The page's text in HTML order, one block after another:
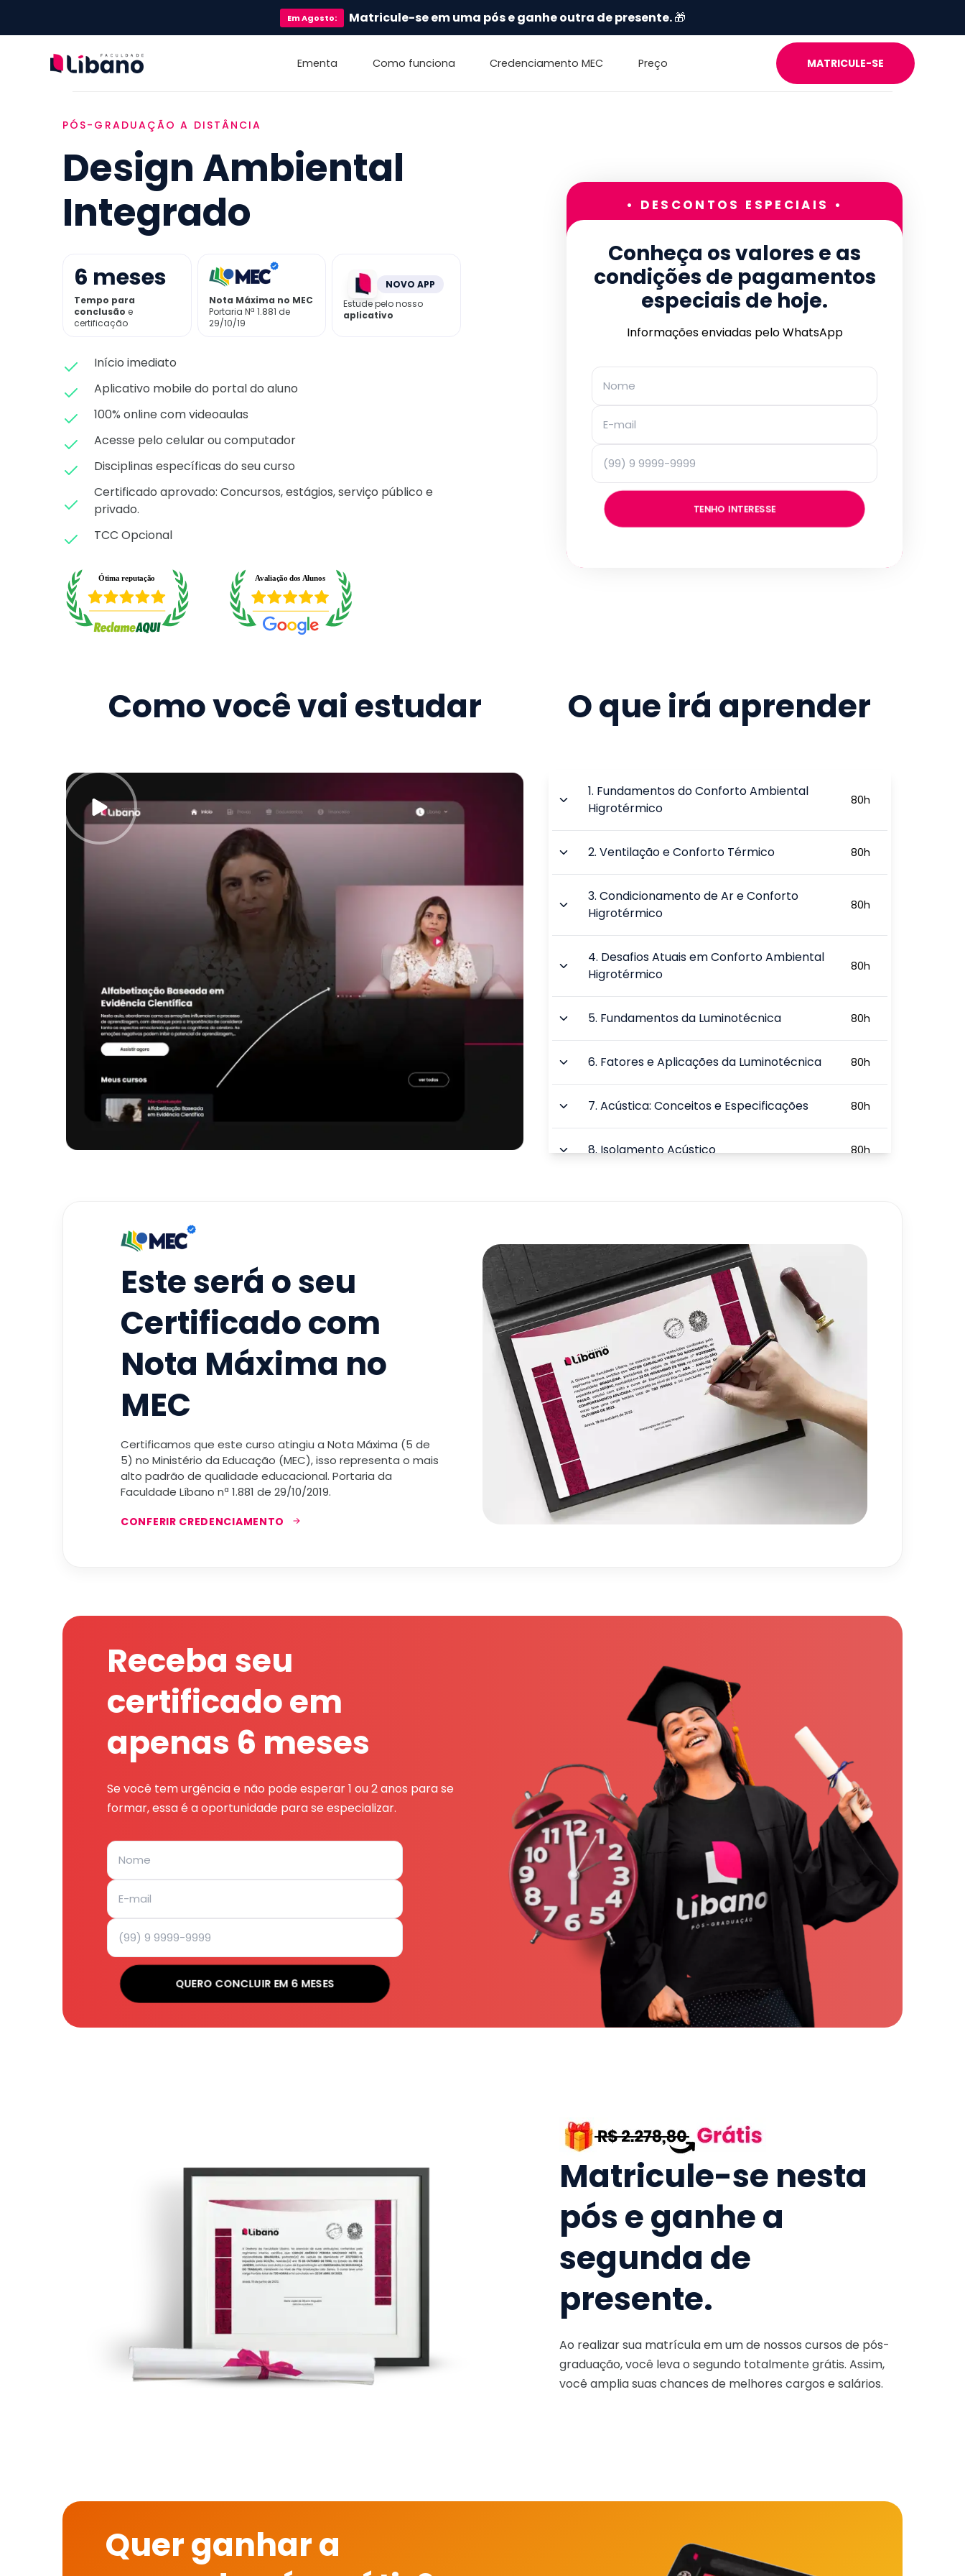
EmAgosto: Matricule-se em uma pós e ganhe outra de presente.🎁
Ementa Como funciona Credenciamento MEC Preço MATRICULE-SE
PÓS-GRADUAÇÃO A DISTÂNCIA
Design Ambiental
Integrado
6 meses
Tempo para
conclusão e
certificação
Nota Máxima no MEC
Portaria Nª 1.881 de
29/10/19
NOVO APP
Estude pelo nosso
aplicativo
Início imediato
Aplicativo mobile do portal do aluno
100% online com videoaulas
Acesse pelo celular ou computador
Disciplinas específicas do seu curso
Certificado aprovado: Concursos, estágios, serviço público e
privado.
TCC Opcional
• DESCONTOS ESPECIAIS •
Conheça os valores e as
condições de pagamentos
especiais de hoje.
Informações enviadas pelo WhatsApp
TENHO INTERESSE
Como você vai estudar O que irá aprender
1. Fundamentos do Conforto Ambiental
Higrotérmico
80h
2.Ventilação e Conforto Térmico 80h
3.Condicionamento de Ar e Conforto
Higrotérmico
80h
4. Desafios Atuais em Conforto Ambiental
Higrotérmico
80h
5. Fundamentos da Luminotécnica 80h
6. Fatores e Aplicações da Luminotécnica 80h
7.Acústica: Conceitos e Especificações 80h
8.Isolamento Acústico 80h
Estratégias de Marketing Visual em
Ambientes Comerciais
TOTAL:
Este será o seu
Certificado com
Nota Máxima no
MEC
Certificamos que este curso atingiu a Nota Máxima (5 de
5) no Ministério da Educação (MEC), isso representa o mais
alto padrão de qualidade educacional. Portaria da
Faculdade Líbano nª 1.881 de 29/10/2019.
CONFERIR CREDENCIAMENTO
Receba seu
certificado em
apenas 6 meses
Se você tem urgência e não pode esperar 1 ou 2 anos para se
formar, essa é a oportunidade para se especializar.
QUERO CONCLUIR EM 6 MESES
Matricule-se nesta
pós e ganhe a
segunda de
presente.
Ao realizar sua matrícula em um de nossos cursos de pós-
graduação, você leva o segundo totalmente grátis. Assim,
você amplia suas chances de melhores cargos e salários.
Quer ganhar a